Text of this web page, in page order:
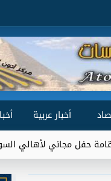
أخبار عربية
السويس على نفقته